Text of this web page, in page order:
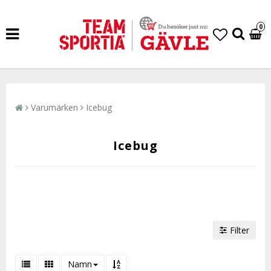
0
Varumärken Icebug
Icebug
Filter
Namn